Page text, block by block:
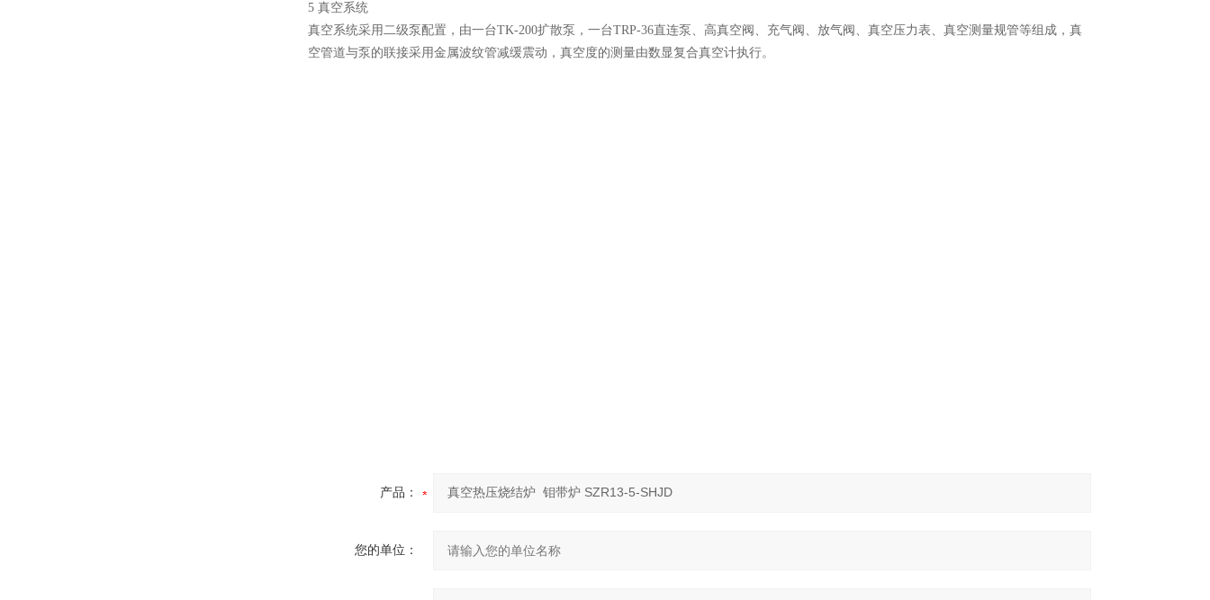
5 真空系统
真空系统采用二级泵配置，由一台TK-200扩散泵，一台TRP-36直连泵、高真空阀、充气阀、放气阀、真空压力表、真空测量规管等组成，真
空管道与泵的联接采用金属波纹管减缓震动，真空度的测量由数显复合真空计执行。
产品：
您的单位：